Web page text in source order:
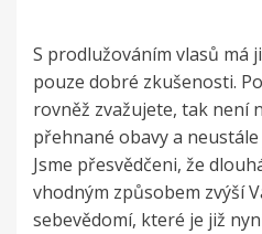
S prodlužováním vlasů má
pouze dobré zkušenosti.
rovněž zvažujete, tak není
přehnané obavy a
Jsme přesvědčeni, že
vhodným způsobem zvýší
sebevědomí, které je již